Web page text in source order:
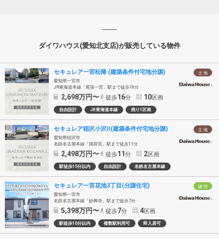
ダイワハウス(愛知北支店)が販売している物件
土 地
セキュレア一宮松降 (建築条件付宅地分譲)
愛知県一宮市
JR東海道本線「尾張一宮」駅まで徒歩16分
2,698万円〜 徒歩16分 10区画
自由設計 JR東海道本線 残り1区画
土 地
セキュレア稲沢小沢II(建築条件付宅地分譲)
愛知県稲沢市
名鉄名古屋本線「国府宮」駅まで徒歩11分
2,498万円〜 徒歩11分 2区画
駅徒歩15分以内 自由設計 名鉄名古屋本線
建 売
セキュレア一宮花池3丁目(分譲住宅)
愛知県一宮市
名鉄名古屋本線「妙興寺」駅まで徒歩7分
5,398万円〜 徒歩7分 4区画
駅徒歩10分以内 複数駅利用可 即入居可